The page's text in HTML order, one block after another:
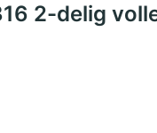
2-delig